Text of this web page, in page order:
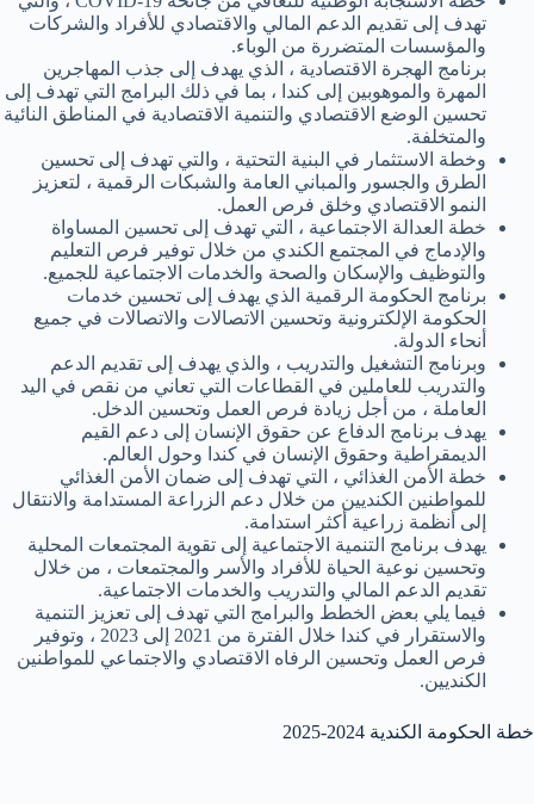
تهدف إلى تقديم الدعم المالي والاقتصادي للأفراد والشركات
والمؤسسات المتضررة من الوباء.
برنامج الهجرة الاقتصادية ، الذي يهدف إلى جذب المهاجرين
المهرة والموهوبين إلى كندا ، بما في ذلك البرامج التي تهدف إلى
تحسين الوضع الاقتصادي والتنمية الاقتصادية في المناطق النائية
والمتخلفة.
وخطة الاستثمار في البنية التحتية ، والتي تهدف إلى تحسين
الطرق والجسور والمباني العامة والشبكات الرقمية ، لتعزيز
النمو الاقتصادي وخلق فرص العمل.
خطة العدالة الاجتماعية ، التي تهدف إلى تحسين المساواة
والإدماج في المجتمع الكندي من خلال توفير فرص التعليم
والتوظيف والإسكان والصحة والخدمات الاجتماعية للجميع.
برنامج الحكومة الرقمية الذي يهدف إلى تحسين خدمات
الحكومة الإلكترونية وتحسين الاتصالات والاتصالات في جميع
أنحاء الدولة.
وبرنامج التشغيل والتدريب ، والذي يهدف إلى تقديم الدعم
والتدريب للعاملين في القطاعات التي تعاني من نقص في اليد
العاملة ، من أجل زيادة فرص العمل وتحسين الدخل.
يهدف برنامج الدفاع عن حقوق الإنسان إلى دعم القيم
الديمقراطية وحقوق الإنسان في كندا وحول العالم.
خطة الأمن الغذائي ، التي تهدف إلى ضمان الأمن الغذائي
للمواطنين الكنديين من خلال دعم الزراعة المستدامة والانتقال
إلى أنظمة زراعية أكثر استدامة.
يهدف برنامج التنمية الاجتماعية إلى تقوية المجتمعات المحلية
وتحسين نوعية الحياة للأفراد والأسر والمجتمعات ، من خلال
تقديم الدعم المالي والتدريب والخدمات الاجتماعية.
فيما يلي بعض الخطط والبرامج التي تهدف إلى تعزيز التنمية
والاستقرار في كندا خلال الفترة من 2021 إلى 2023 ، وتوفير
فرص العمل وتحسين الرفاه الاقتصادي والاجتماعي للمواطنين
الكنديين.
خطة الحكومة الكندية 2024-2025